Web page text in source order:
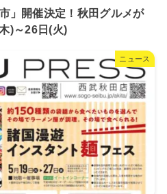
」開催決定！秋田グルメが
)～26日(火)
ニュース